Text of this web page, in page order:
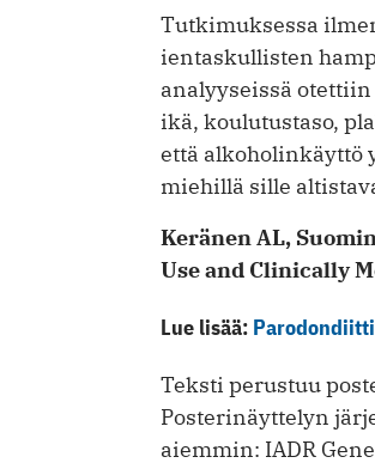
Tutkimuksessa
ientaskullisten
analyyseissä
ikä, koulutustaso,
että alkoholinkäyttö
miehillä sille
Keränen AL,
Use and Clinically
Lue lisää:
Teksti perustuu
Posterinäyttelyn
aiemmin: IADR